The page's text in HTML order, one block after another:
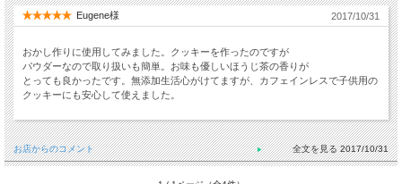
Eugene様 2017/10/31
おかし作りに使用してみました。クッキーを作ったのですが
パウダーなので取り扱いも簡単。お味も優しいほうじ茶の香りが
とっても良かったです。無添加生活心がけてますが、カフェインレスで子供用の
クッキーにも安心して使えました。
お店からのコメント 2017/10/31